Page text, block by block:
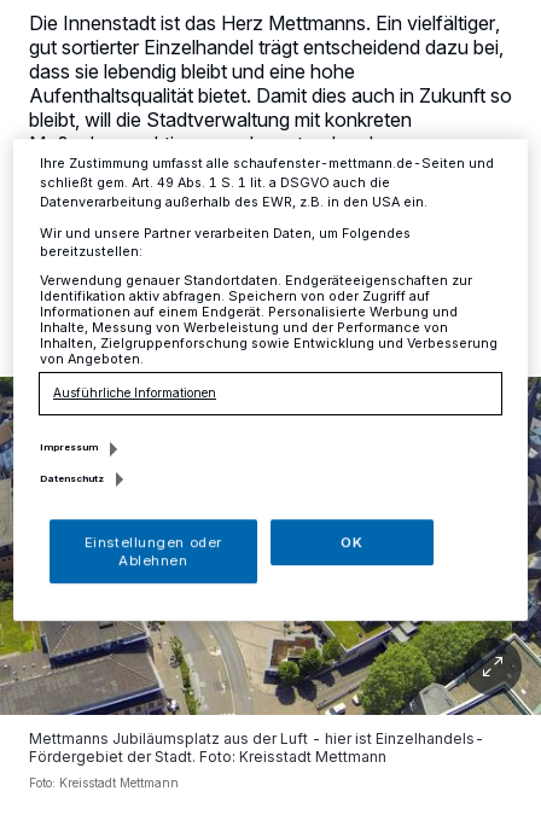
Die Innenstadt ist das Herz Mettmanns. Ein vielfältiger,
gut sortierter Einzelhandel trägt entscheidend dazu bei,
dass sie lebendig bleibt und eine hohe
Aufenthaltsqualität bietet. Damit dies auch in Zukunft so
bleibt, will die Stadtverwaltung mit konkreten
Maßnahmen aktiv gegen Leerstand und
Geschäftsschließungen vorgehen.
Mettmanns Jubiläumsplatz aus der Luft - hier ist Einzelhandels-
Fördergebiet der Stadt. Foto: Kreisstadt Mettmann
Foto: Kreisstadt Mettmann
Zwecke. Wenn Tracker deaktiviert sind, sind manche Inhalte und
Anzeigen möglicherweise nicht mehr so relevant für Sie. Sie können
dieses Menü jederzeit wieder aufrufen, um Ihre Einstellungen zu
ändern oder Ihre Einwilligung zu widerrufen, indem Sie auf den Link
Einstellungen oder Ablehnen am unteren Rand der Webseite klicken.
Ihre Einstellungen gelten innerhalb unseres Website. Weitere
Informationen finden Sie in unserer Datenschutzerklärung.
Ihre Zustimmung umfasst alle schaufenster-mettmann.de-Seiten und
schließt gem. Art. 49 Abs. 1 S. 1 lit. a DSGVO auch die
Datenverarbeitung außerhalb des EWR, z.B. in den USA ein.
Wir und unsere Partner verarbeiten Daten, um Folgendes
bereitzustellen:
Verwendung genauer Standortdaten. Endgeräteeigenschaften zur
Identifikation aktiv abfragen. Speichern von oder Zugriff auf
Informationen auf einem Endgerät. Personalisierte Werbung und
Inhalte, Messung von Werbeleistung und der Performance von
Inhalten, Zielgruppenforschung sowie Entwicklung und Verbesserung
von Angeboten.
Ausführliche Informationen
Impressum
Datenschutz
Einstellungen oder
Ablehnen
OK